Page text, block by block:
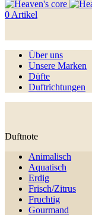
0 Artikel
Über uns
Unsere Marken
Düfte
Duftrichtungen
Duftnote
Animalisch
Aquatisch
Erdig
Frisch/Zitrus
Fruchtig
Gourmand